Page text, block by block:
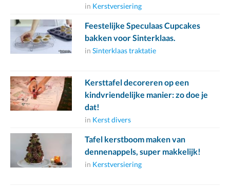
in Kerstversiering
Feestelijke Speculaas Cupcakes
bakken voor Sinterklaas.
in Sinterklaas traktatie
Kersttafel decoreren op een
kindvriendelijke manier: zo doe je
dat!
in Kerst divers
Tafel kerstboom maken van
dennenappels, super makkelijk!
in Kerstversiering